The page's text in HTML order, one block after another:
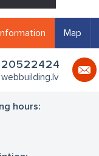
Map
20522424
webbuilding.lv
hours: